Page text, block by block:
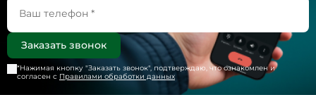
*Нажимая кнопку "Заказать звонок", подтверждаю, что ознакомлен и
согласен с Правилами обработки данных